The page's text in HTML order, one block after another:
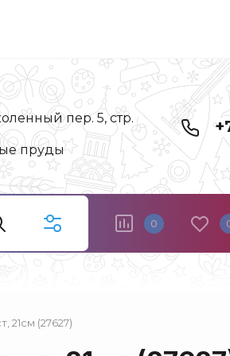
пер. 5, стр.
пруды
0
21см (27627)